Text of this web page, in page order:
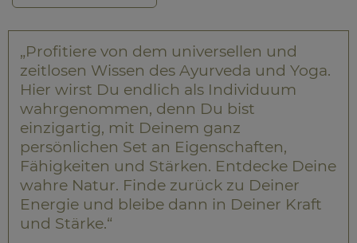
„Profitiere von dem universellen und
zeitlosen Wissen des Ayurveda und Yoga.
Hier wirst Du endlich als Individuum
wahrgenommen, denn Du bist
einzigartig, mit Deinem ganz
persönlichen Set an Eigenschaften,
Fähigkeiten und Stärken. Entdecke Deine
wahre Natur. Finde zurück zu Deiner
Energie und bleibe dann in Deiner Kraft
und Stärke.“